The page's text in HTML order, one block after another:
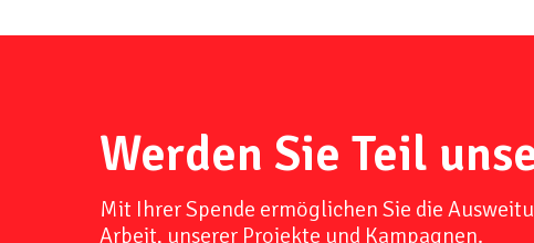
Werden Sie Teil
Mit Ihrer Spende ermöglichen Sie die
Arbeit, unserer Projekte und Kampagnen.